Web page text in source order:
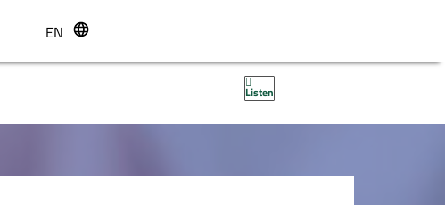
BuscarEN
Listen